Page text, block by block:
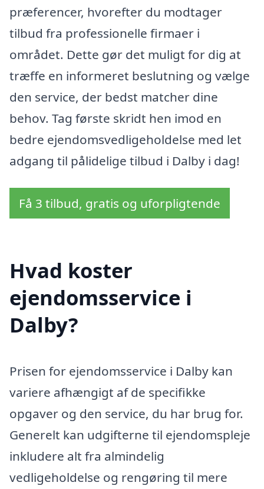
præferencer, hvorefter du modtager
tilbud fra professionelle firmaer i
området. Dette gør det muligt for dig at
træffe en informeret beslutning og vælge
den service, der bedst matcher dine
behov. Tag første skridt hen imod en
bedre ejendomsvedligeholdelse med let
adgang til pålidelige tilbud i Dalby i dag!
Få 3 tilbud, gratis og uforpligtende
Hvad koster
ejendomsservice i
Dalby?
Prisen for ejendomsservice i Dalby kan
variere afhængigt af de specifikke
opgaver og den service, du har brug for.
Generelt kan udgifterne til ejendomspleje
inkludere alt fra almindelig
vedligeholdelse og rengøring til mere